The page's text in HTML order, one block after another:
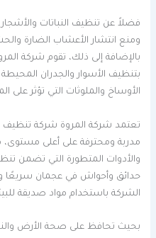
فضلاً عن تنظيف النباتات
ومنع انتشار الأعشاب الضارة
بالإضافة إلى ذلك، تقوم شركة
بتنظيف الأسوار والجدران المحيطة
الأوساخ والملوثات التي تؤثر على
تعتمد شركة المروة شركة
مدربة ومحترفة على أعلى
والأدوات المتطورة التي تضمن
حدائق وأحواش في عجمان سريعًا
الشركة باستخدام مواد صديقة
بحيث تحافظ على صحة الأرض